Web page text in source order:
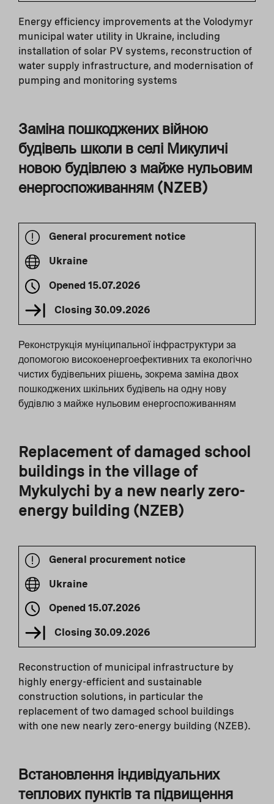
Energy efficiency improvements at the Volodymyr
municipal water utility in Ukraine, including
installation of solar PV systems, reconstruction of
water supply infrastructure, and modernisation of
pumping and monitoring systems
Заміна пошкоджених війною
будівель школи в селі Микуличі
новою будівлею з майже нульовим
енергоспоживанням (NZEB)
General procurement notice
Ukraine
Opened 15.07.2026
Closing 30.09.2026
Реконструкція муніципальної інфраструктури за
допомогою високоенергоефективних та екологічно
чистих будівельних рішень, зокрема заміна двох
пошкоджених шкільних будівель на одну нову
будівлю з майже нульовим енергоспоживанням
Replacement of damaged school
buildings in the village of
Mykulychi by a new nearly zero-
energy building (NZEB)
General procurement notice
Ukraine
Opened 15.07.2026
Closing 30.09.2026
Reconstruction of municipal infrastructure by
highly energy-efficient and sustainable
construction solutions, in particular the
replacement of two damaged school buildings
with one new nearly zero-energy building (NZEB).
Встановлення індивідуальних
теплових пунктів та підвищення